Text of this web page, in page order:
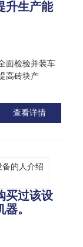
升生产能
面检验并装车
高砖块产
查看详情
买过该设
。